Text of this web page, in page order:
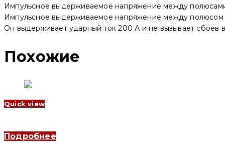
(CNC
Electric)
Импульсное выдерживаемое напряжение между
Импульсное выдерживаемое напряжение между
Он выдерживает ударный ток 200 А и не вызывает сбоев
Похожие
Quick view
Подробнее